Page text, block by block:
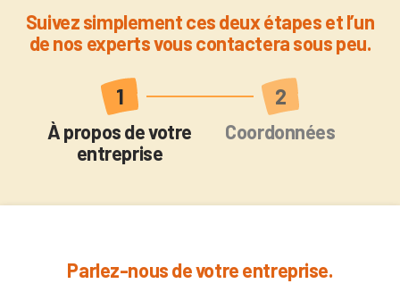
Suivez simplement ces deux étapes et l’un
de nos experts vous contactera sous peu.
Actuel
À propos de votre
entreprise
Coordonnées
Parlez-nous de votre entreprise.